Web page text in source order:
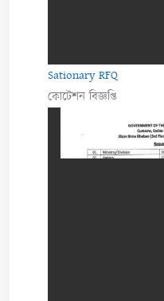
Sationary RFQ
কোটেশন বিজ্ঞপ্তি